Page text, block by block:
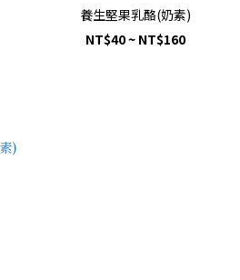
養生堅果乳酪(奶素)
NT$40 ~ NT$160